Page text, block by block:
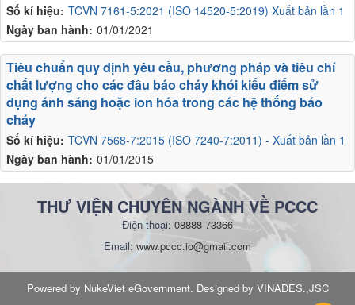
Số kí hiệu: TCVN 7161-5:2021 (ISO 14520-5:2019) Xuất bản lần 1
Ngày ban hành: 01/01/2021
Số kí hiệu: TCVN 7568-7:2015 (ISO 7240-7:2011) - Xuất bản lần 1
Ngày ban hành: 01/01/2015
Tiêu chuẩn quy định yêu cầu, phương pháp và tiêu chí
chất lượng cho các đầu báo cháy khói kiểu điểm sử
dụng ánh sáng hoặc ion hóa trong các hệ thống báo
cháy
THƯ VIỆN CHUYÊN NGÀNH VỀ PCCC
Điện thoại: 08888 73366
Email: www.pccc.io@gmail.com
Powered by NukeViet eGovernment. Designed by VINADES.,JSC